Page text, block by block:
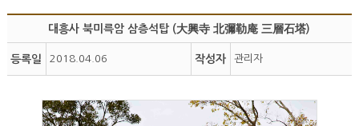
대흥사 북미륵암 삼층석탑 (大興寺 北彌勒庵 三層石塔)
등록일 2018.04.06 작성자 관리자